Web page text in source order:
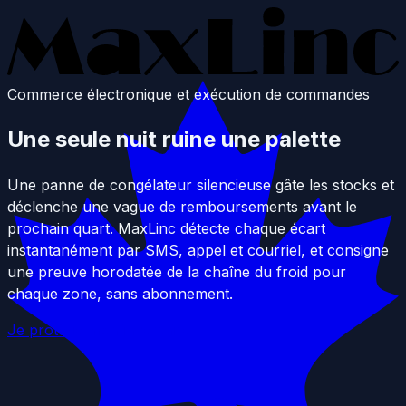
Passer au contenu principal
Commerce électronique et exécution de commandes
Une seule nuit ruine une palette
Une panne de congélateur silencieuse gâte les stocks et
déclenche une vague de remboursements avant le
prochain quart. MaxLinc détecte chaque écart
instantanément par SMS, appel et courriel, et consigne
une preuve horodatée de la chaîne du froid pour
chaque zone, sans abonnement.
Je protège mon inventaire